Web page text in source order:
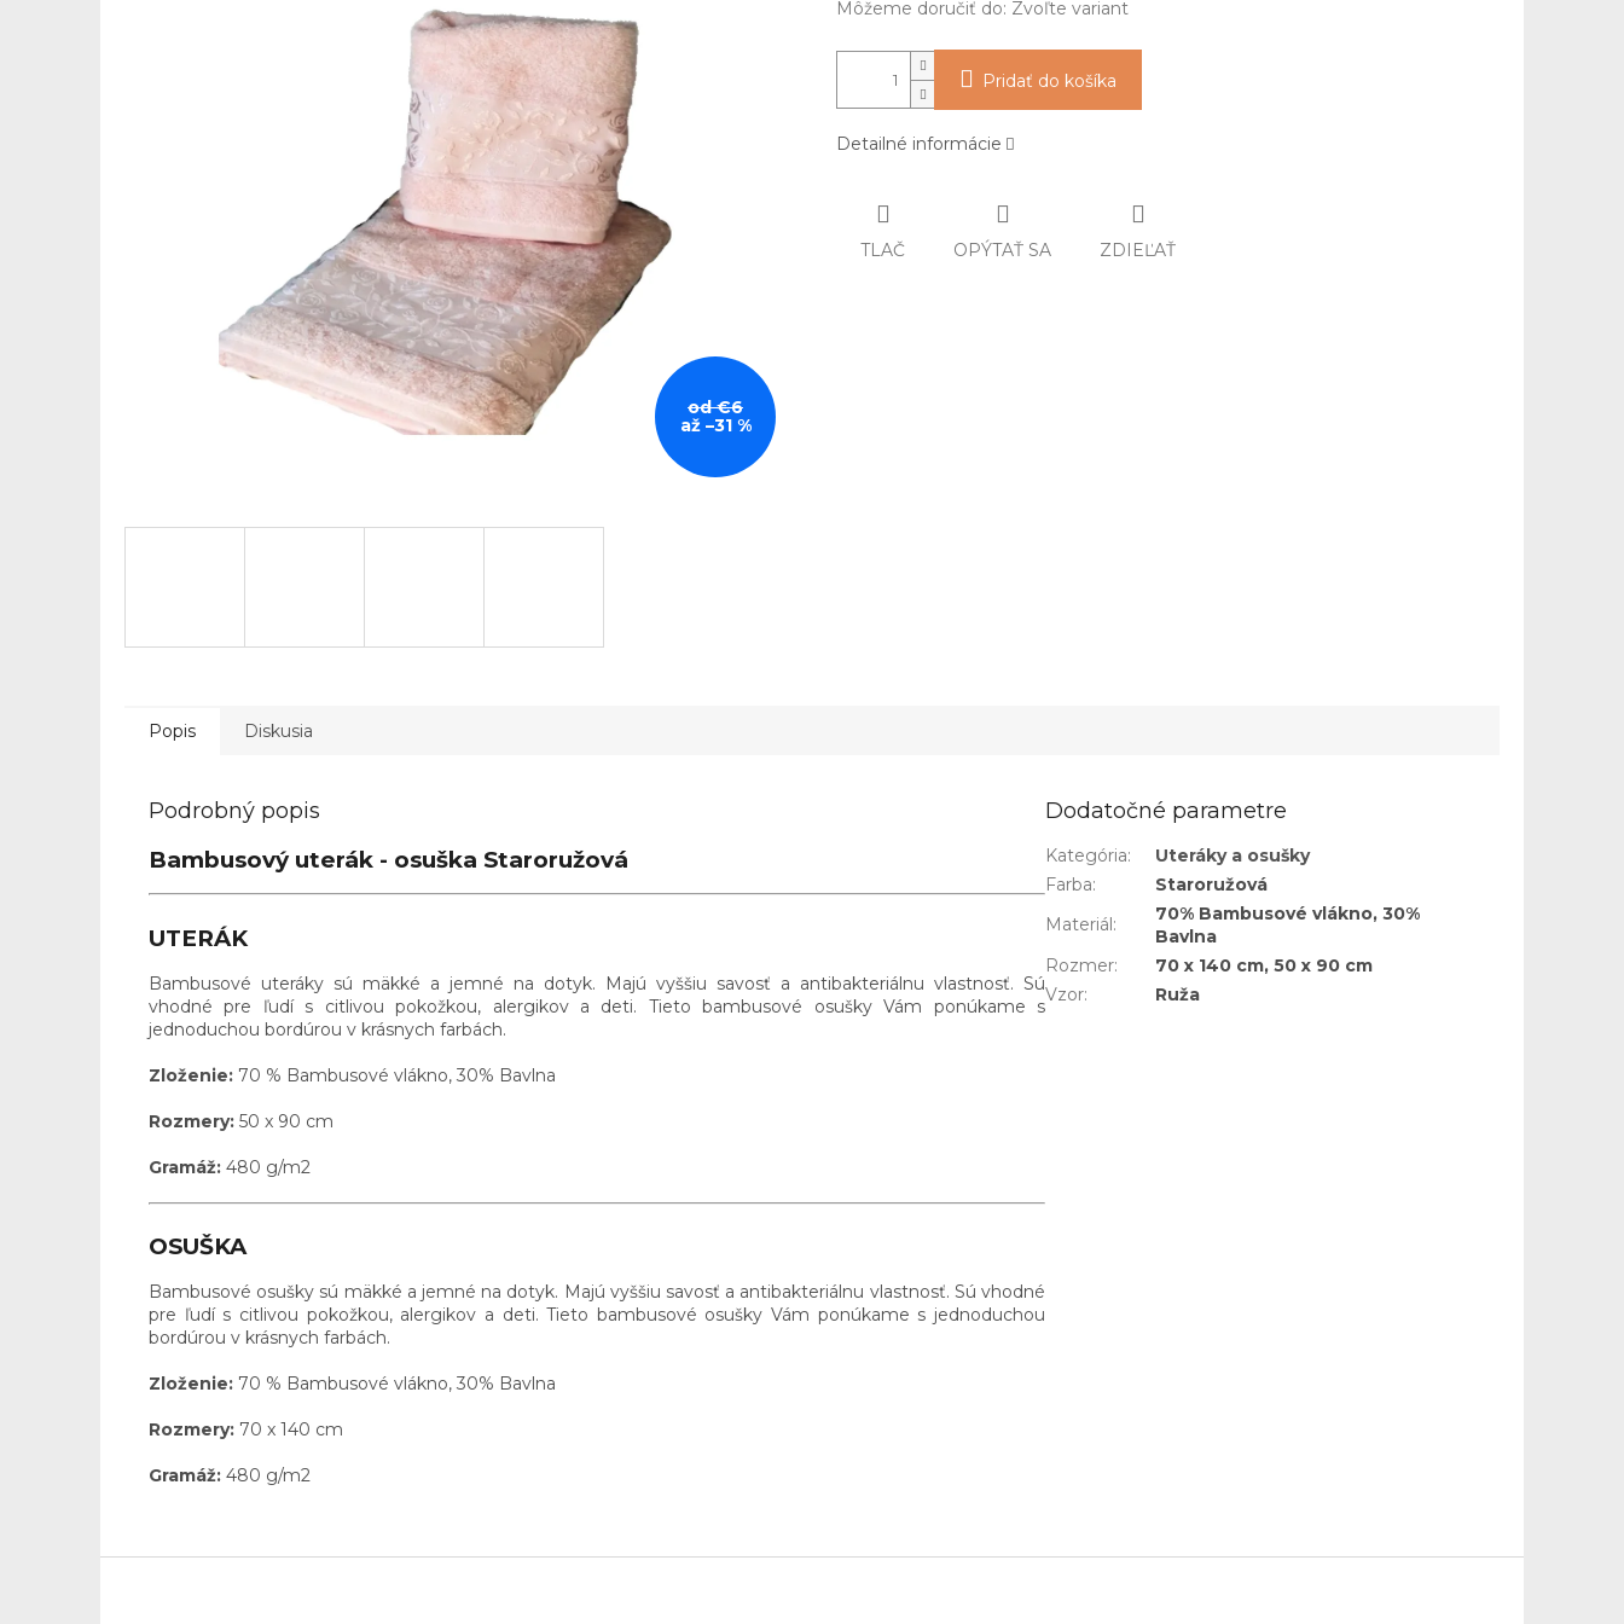
od €6
až –31 %
Môžeme doručiť do: Zvoľte variant
Pridať do košíka
Detailné informácie
TLAČ OPÝTAŤ SA ZDIEĽAŤ
Popis Diskusia
Podrobný popis
Bambusový uterák - osuška Staroružová
UTERÁK
Bambusové uteráky sú mäkké a jemné na dotyk. Majú vyššiu savosť a antibakteriálnu vlastnosť. Sú
vhodné pre ľudí s citlivou pokožkou, alergikov a deti. Tieto bambusové osušky Vám ponúkame s
jednoduchou bordúrou v krásnych farbách.
Zloženie: 70 % Bambusové vlákno, 30% Bavlna
Rozmery: 50 x 90 cm
Gramáž: 480 g/m2
OSUŠKA
Bambusové osušky sú mäkké a jemné na dotyk. Majú vyššiu savosť a antibakteriálnu vlastnosť. Sú vhodné
pre ľudí s citlivou pokožkou, alergikov a deti. Tieto bambusové osušky Vám ponúkame s jednoduchou
bordúrou v krásnych farbách.
Zloženie: 70 % Bambusové vlákno, 30% Bavlna
Rozmery: 70 x 140 cm
Gramáž: 480 g/m2
Dodatočné parametre
Kategória:
Uteráky a osušky
Farba:
Staroružová
Materiál :
70% Bambusové vlákno, 30%
Bavlna
Rozmer:
70 x 140 cm, 50 x 90 cm
Vzor: Ruža